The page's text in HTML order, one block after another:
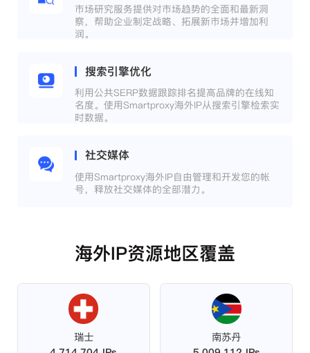
市场研究服务提供对市场趋势的全面和最新洞
察，帮助企业制定战略、拓展新市场并增加利
润。
搜索引擎优化
利用公共SERP数据跟踪排名提高品牌的在线知
名度。使用Smartproxy海外IP从搜索引擎检索实
时数据。
社交媒体
使用Smartproxy海外IP自由管理和开发您的帐
号，释放社交媒体的全部潜力。
海外IP资源地区覆盖
瑞士
南苏丹